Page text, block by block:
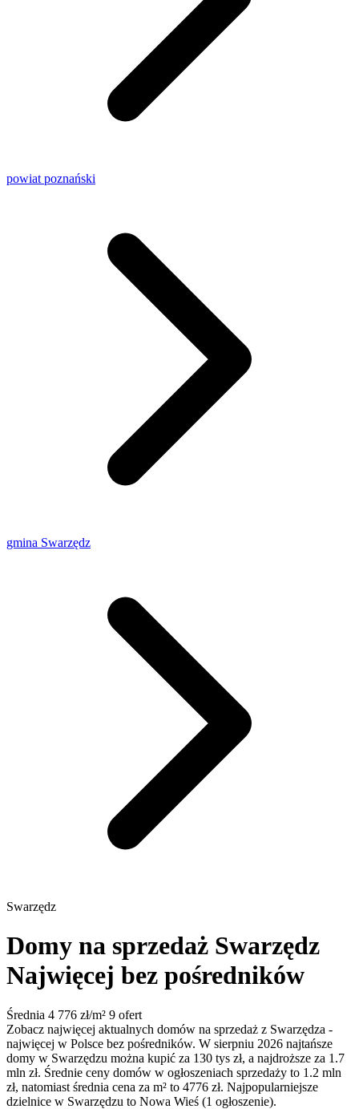
powiat poznański
gmina Swarzędz
Swarzędz
Domy na sprzedaż Swarzędz
Najwięcej bez pośredników
Średnia 4 776 zł/m² 9 ofert
Zobacz najwięcej aktualnych domów na sprzedaż z Swarzędza -
najwięcej w Polsce bez pośredników. W sierpniu 2026 najtańsze
domy w Swarzędzu można kupić za 130 tys zł, a najdroższe za 1.7
mln zł. Średnie ceny domów w ogłoszeniach sprzedaży to 1.2 mln
zł, natomiast średnia cena za m² to 4776 zł. Najpopularniejsze
dzielnice w Swarzędzu to Nowa Wieś (1 ogłoszenie).